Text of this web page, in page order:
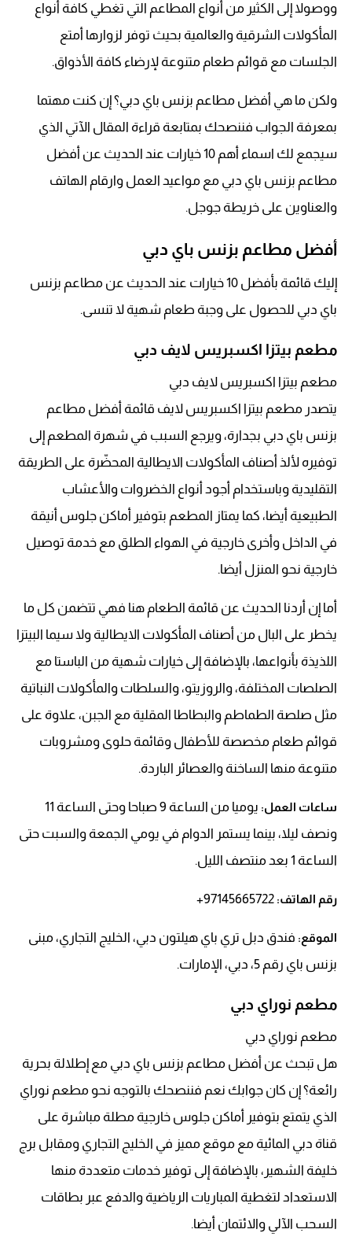
ووصولا إلى الكثير من أنواع المطاعم التي تغطي كافة أنواع
المأكولات الشرقية والعالمية بحيث توفر لزوارها أمتع
الجلسات مع قوائم طعام متنوعة لإرضاء كافة الأذواق.
ولكن ما هي أفضل مطاعم بزنس باي دبي؟ إن كنت مهتما
بمعرفة الجواب فننصحك بمتابعة قراءة المقال الآتي الذي
سيجمع لك اسماء أهم 10 خيارات عند الحديث عن أفضل
مطاعم بزنس باي دبي مع مواعيد العمل وارقام الهاتف
والعناوين على خريطة جوجل.
أفضل مطاعم بزنس باي دبي
إليك قائمة بأفضل 10 خيارات عند الحديث عن مطاعم بزنس
باي دبي للحصول على وجبة طعام شهية لا تنسى.
مطعم بيتزا اكسبريس لايف دبي
مطعم بيتزا اكسبريس لايف دبي
يتصدر مطعم بيتزا اكسبريس لايف قائمة أفضل مطاعم
بزنس باي دبي بجدارة، ويرجع السبب في شهرة المطعم إلى
توفيره لألذ أصناف المأكولات الايطالية المحضّرة على الطريقة
التقليدية وباستخدام أجود أنواع الخضروات والأعشاب
الطبيعية أيضا، كما يمتاز المطعم بتوفير أماكن جلوس أنيقة
في الداخل وأخرى خارجية في الهواء الطلق مع خدمة توصيل
خارجية نحو المنزل أيضا.
أما إن أردنا الحديث عن قائمة الطعام هنا فهي تتضمن كل ما
يخطر على البال من أصناف المأكولات الايطالية ولا سيما البيتزا
اللذيذة بأنواعها، بالإضافة إلى خيارات شهية من الباستا مع
الصلصات المختلفة، والروزيتو، والسلطات والمأكولات النباتية
مثل صلصة الطماطم والبطاطا المقلية مع الجبن، علاوة على
قوائم طعام مخصصة للأطفال وقائمة حلوى ومشروبات
متنوعة منها الساخنة والعصائر الباردة.
ساعات العمل:
يوميا من الساعة 9 صباحا وحتى الساعة 11
ونصف ليلا، بينما يستمر الدوام في يومي الجمعة والسبت حتى
الساعة 1 بعد منتصف الليل.
رقم الهاتف:
الموقع: فندق دبل تري باي هيلتون دبي، الخليج التجاري، مبنى
بزنس باي رقم 5، دبي، الإمارات.
مطعم نوراي دبي
مطعم نوراي دبي
هل تبحث عن أفضل مطاعم بزنس باي دبي مع إطلالة بحرية
رائعة؟ إن كان جوابك نعم فننصحك بالتوجه نحو مطعم نوراي
الذي يتمتع بتوفير أماكن جلوس خارجية مطلة مباشرة على
قناة دبي المائية مع موقع مميز في الخليج التجاري ومقابل برج
خليفة الشهير، بالإضافة إلى توفير خدمات متعددة منها
الاستعداد لتغطية المباريات الرياضية والدفع عبر بطاقات
السحب الآلي والائتمان أيضا.